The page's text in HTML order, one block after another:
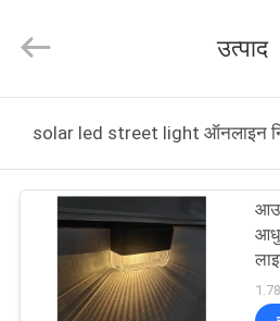
उत्पादों
Reserved.
उत्पाद
solar led street light ऑनलाइन